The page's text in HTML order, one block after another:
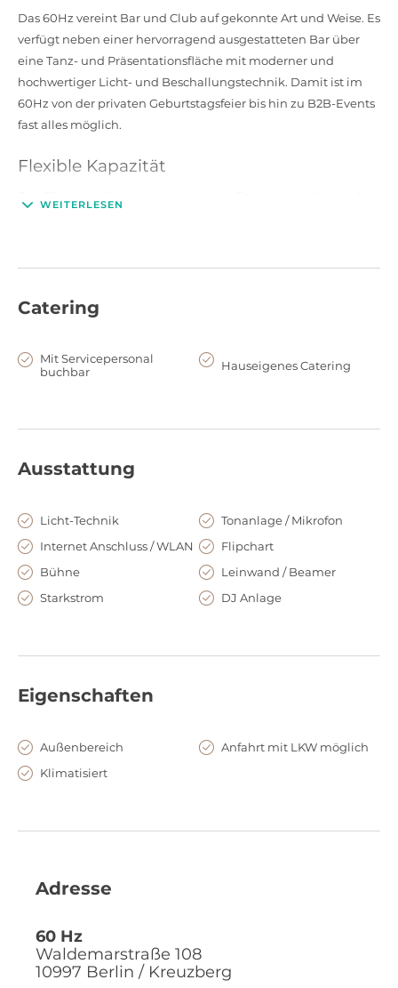
Das 60Hz vereint Bar und Club auf gekonnte Art und Weise. Es
verfügt neben einer hervorragend ausgestatteten Bar über
eine Tanz- und Präsentationsfläche mit moderner und
hochwertiger Licht- und Beschallungstechnik. Damit ist im
60Hz von der privaten Geburtstagsfeier bis hin zu B2B-Events
fast alles möglich.
Flexible Kapazität
Die Besonderheiten des 60Hz
Das 60Hz kann maximal 140 Gäste empfangen und mit
seinem professionellen Team auf höchstem Niveau bewirten
WEITERLESEN
Catering
Mit Servicepersonal
buchbar
Hauseigenes Catering
Ausstattung
Licht-Technik
Tonanlage / Mikrofon
Internet Anschluss / WLAN
Flipchart
Bühne
Leinwand / Beamer
Starkstrom
DJ Anlage
Eigenschaften
Außenbereich
Anfahrt mit LKW möglich
Klimatisiert
Adresse
60 Hz
Waldemarstraße 108
10997 Berlin / Kreuzberg